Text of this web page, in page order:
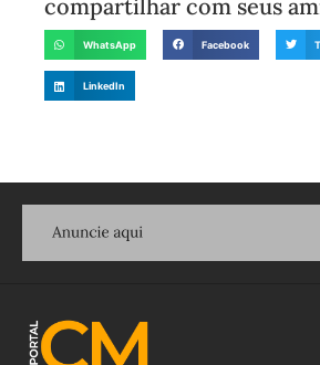
compartilhar com seus
WhatsApp Facebook
LinkedIn